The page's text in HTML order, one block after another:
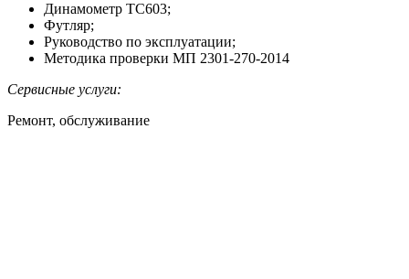
Динамометр ТС603;
Футляр;
Руководство по эксплуатации;
Методика проверки МП 2301-270-2014
Сервисные услуги:
Ремонт, обслуживание